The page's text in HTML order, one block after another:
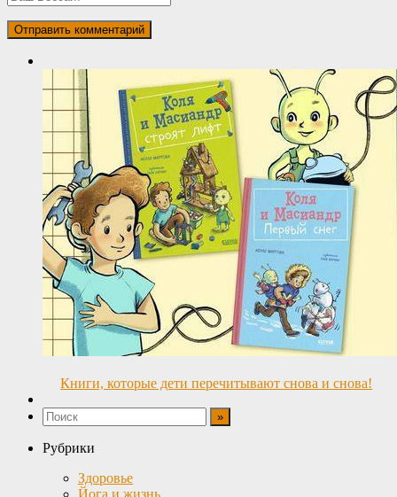
Книги, которые дети перечитывают снова и снова!
Рубрики
Здоровье
Йога и жизнь